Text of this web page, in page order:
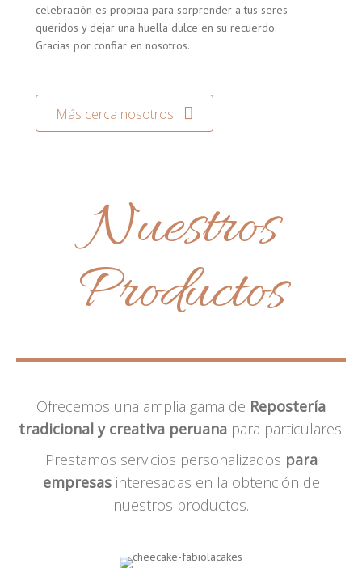
celebración es propicia para sorprender a tus seres
queridos y dejar una huella dulce en su recuerdo.
Gracias por confiar en nosotros.
Más cerca nosotros
Nuestros
Productos
Ofrecemos una amplia gama de Repostería
tradicional y creativa peruanapara particulares.
Prestamos servicios personalizados para
empresasinteresadas en la obtención de
nuestros productos.